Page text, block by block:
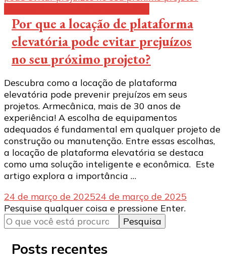
Por que a locação de plataforma
elevatória pode evitar prejuízos
no seu próximo projeto?
Descubra como a locação de plataforma
elevatória pode prevenir prejuízos em seus
projetos. Armecânica, mais de 30 anos de
experiência! A escolha de equipamentos
adequados é fundamental em qualquer projeto de
construção ou manutenção. Entre essas escolhas,
a locação de plataforma elevatória se destaca
como uma solução inteligente e econômica. Este
artigo explora a importância …
24 de março de 202524 de março de 2025
Procurando
algo?
Pesquise qualquer coisa e pressione Enter.
Posts recentes